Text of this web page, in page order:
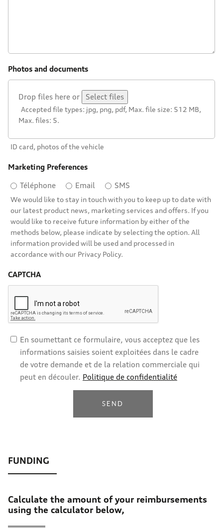
Photos and documents
Drop files here or Select files
Accepted file types: jpg, png, pdf, Max. file size: 512 MB,
Max. files: 5.
ID card, photos of the vehicle
Marketing Preferences
Téléphone
Email SMS
We would like to stay in touch with you to keep up to date with
our latest product news, marketing services and offers. If you
would like to receive future information by either of the
methods below, please indicate by selecting the option. All
information provided will be used and processed in
accordance with our Privacy Policy.
CAPTCHA
En soumettant ce formulaire, vous acceptez que les
informations saisies soient exploitées dans le cadre
de votre demande et de la relation commerciale qui
peut en découler. Politique de confidentialité
SEND
Calculate the amount of your reimbursements
using the calculator below,